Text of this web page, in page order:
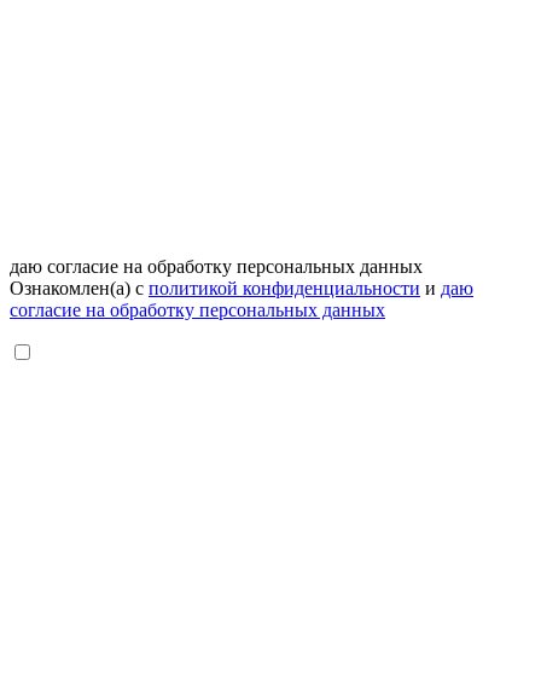
даю согласие на обработку персональных данных
Ознакомлен(а) с политикой конфиденциальности и даю
согласие на обработку персональных данных